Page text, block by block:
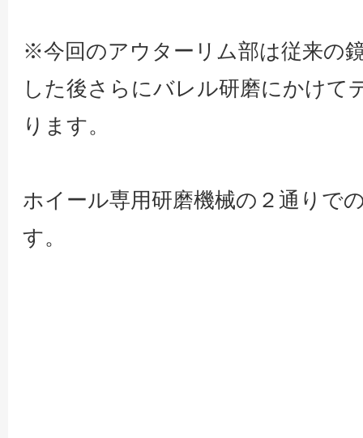
※今回のアウターリム部は従来の
した後さらにバレル研磨にかけて
ります。
ホイール専用研磨機械の２通りで
す。